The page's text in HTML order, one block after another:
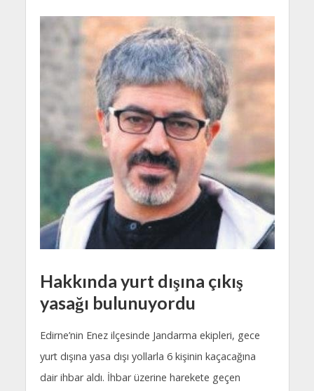
Hakkında yurt dışına çıkış
yasağı bulunuyordu
Edirne’nin Enez ilçesinde Jandarma ekipleri, gece
yurt dışına yasa dışı yollarla 6 kişinin kaçacağına
dair ihbar aldı. İhbar üzerine harekete geçen